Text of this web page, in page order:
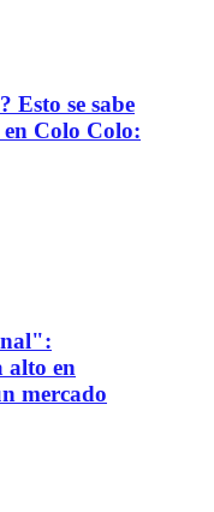
se sabe
en Colo Colo:
alto en
mercado